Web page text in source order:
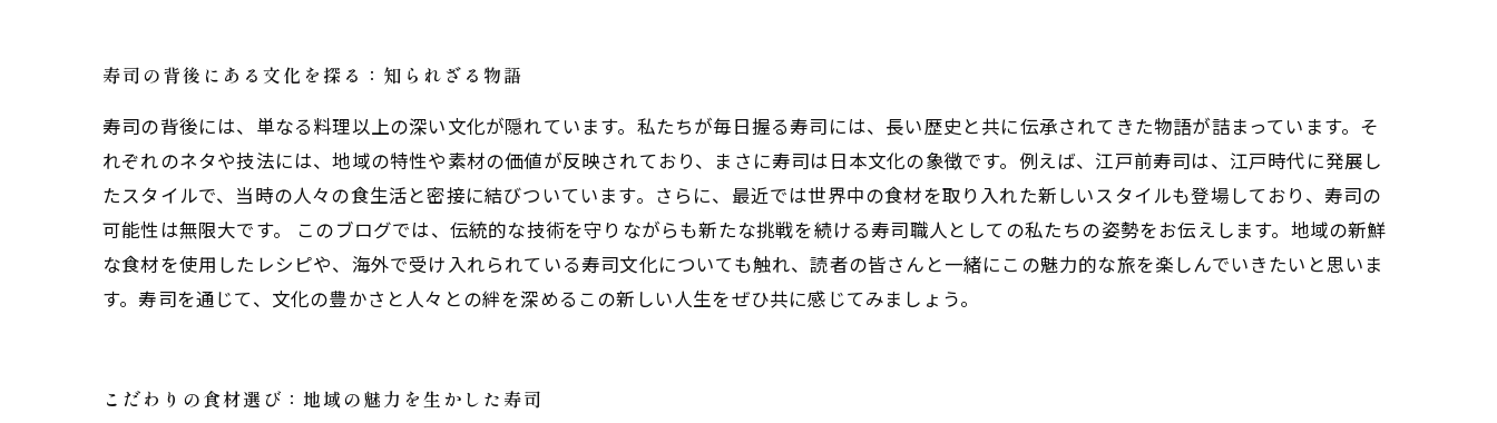
寿司の背後にある文化を探る：知られざる物語
寿司の背後には、単なる料理以上の深い文化が隠れています。私たちが毎日握る寿司には、長い歴史と共に伝承されてきた物語が詰まっています。そ
れぞれのネタや技法には、地域の特性や素材の価値が反映されており、まさに寿司は日本文化の象徴です。例えば、江戸前寿司は、江戸時代に発展し
たスタイルで、当時の人々の食生活と密接に結びついています。さらに、最近では世界中の食材を取り入れた新しいスタイルも登場しており、寿司の
可能性は無限大です。 このブログでは、伝統的な技術を守りながらも新たな挑戦を続ける寿司職人としての私たちの姿勢をお伝えします。地域の新鮮
な食材を使用したレシピや、海外で受け入れられている寿司文化についても触れ、読者の皆さんと一緒にこの魅力的な旅を楽しんでいきたいと思いま
す。寿司を通じて、文化の豊かさと人々との絆を深めるこの新しい人生をぜひ共に感じてみましょう。
こだわりの食材選び：地域の魅力を生かした寿司